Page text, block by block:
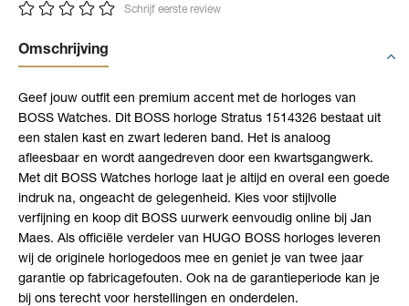
Schrijf eerste review
Omschrijving
Geef jouw outfit een premium accent met de horloges van
BOSS Watches. Dit BOSS horloge Stratus 1514326 bestaat uit
een stalen kast en zwart lederen band. Het is analoog
afleesbaar en wordt aangedreven door een kwartsgangwerk.
Met dit BOSS Watches horloge laat je altijd en overal een goede
indruk na, ongeacht de gelegenheid. Kies voor stijlvolle
verfijning en koop dit BOSS uurwerk eenvoudig online bij Jan
Maes. Als officiële verdeler van HUGO BOSS horloges leveren
wij de originele horlogedoos mee en geniet je van twee jaar
garantie op fabricagefouten. Ook na de garantieperiode kan je
bij ons terecht voor herstellingen en onderdelen.